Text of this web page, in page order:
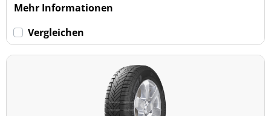
Mehr Informationen
Vergleichen